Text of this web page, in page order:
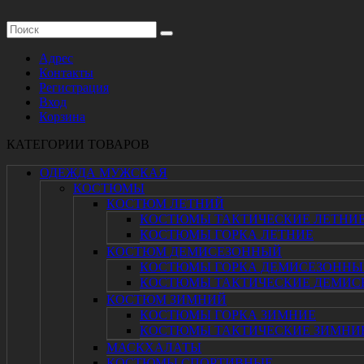
Адрес
Контакты
Регистрация
Вход
Корзина
КАТЕГОРИИ ТОВАРОВ
ОДЕЖДА МУЖСКАЯ
КОСТЮМЫ
КОСТЮМ ЛЕТНИЙ
КОСТЮМЫ ТАКТИЧЕСКИЕ
КОСТЮМЫ ГОРКА ЛЕТНИЕ
КОСТЮМ ДЕМИСЕЗОННЫЙ
КОСТЮМЫ ГОРКА
КОСТЮМЫ ТАКТИЧЕСКИЕ
КОСТЮМ ЗИМНИЙ
КОСТЮМЫ ГОРКА ЗИМНИЕ
КОСТЮМЫ ТАКТИЧЕСКИЕ
МАСКХАЛАТЫ